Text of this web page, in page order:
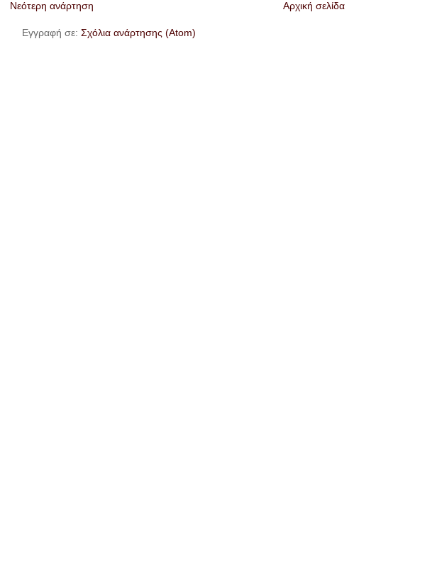
Νεότερη ανάρτηση Αρχική σελίδα
Εγγραφή σε:Σχόλια ανάρτησης (Atom)